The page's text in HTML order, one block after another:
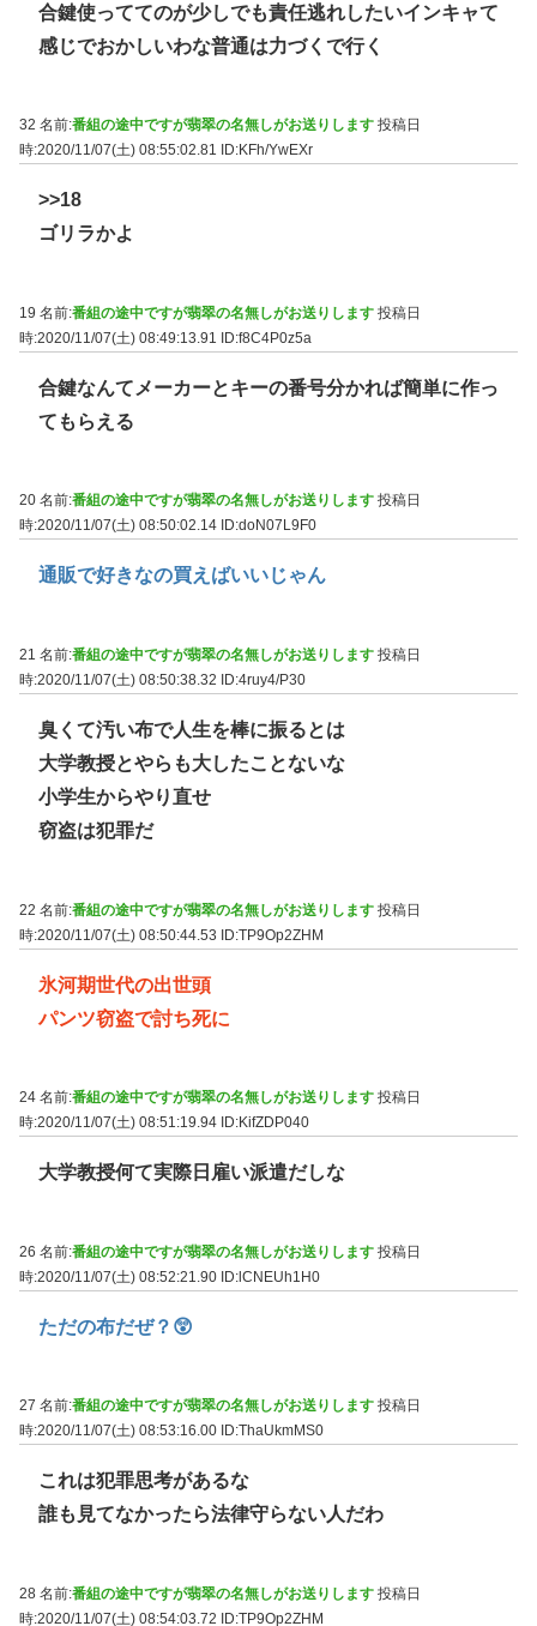
合鍵使っててのが少しでも責任逃れしたいインキャて
感じでおかしいわな普通は力づくで行く
32 名前:番組の途中ですが翡翠の名無しがお送りします 投稿日
時:2020/11/07(土) 08:55:02.81
ID:KFh/YwEXr
>>18
ゴリラかよ
19 名前:番組の途中ですが翡翠の名無しがお送りします 投稿日
時:2020/11/07(土) 08:49:13.91 ID:f8C4P0z5a
合鍵なんてメーカーとキーの番号分かれば簡単に作っ
てもらえる
20 名前:番組の途中ですが翡翠の名無しがお送りします 投稿日
時:2020/11/07(土) 08:50:02.14 ID:doN07L9F0
通販で好きなの買えばいいじゃん
21 名前:番組の途中ですが翡翠の名無しがお送りします 投稿日
時:2020/11/07(土) 08:50:38.32
ID:4ruy4/P30
臭くて汚い布で人生を棒に振るとは
大学教授とやらも大したことないな
小学生からやり直せ
窃盗は犯罪だ
22 名前:番組の途中ですが翡翠の名無しがお送りします 投稿日
時:2020/11/07(土) 08:50:44.53 ID:TP9Op2ZHM
氷河期世代の出世頭
パンツ窃盗で討ち死に
24 名前:番組の途中ですが翡翠の名無しがお送りします 投稿日
時:2020/11/07(土) 08:51:19.94 ID:KifZDP040
大学教授何て実際日雇い派遣だしな
26 名前:番組の途中ですが翡翠の名無しがお送りします 投稿日
時:2020/11/07(土) 08:52:21.90 ID:lCNEUh1H0
ただの布だぜ？😲
27 名前:番組の途中ですが翡翠の名無しがお送りします 投稿日
時:2020/11/07(土) 08:53:16.00 ID:ThaUkmMS0
これは犯罪思考があるな
誰も見てなかったら法律守らない人だわ
28 名前:番組の途中ですが翡翠の名無しがお送りします 投稿日
時:2020/11/07(土) 08:54:03.72
ID:TP9Op2ZHM